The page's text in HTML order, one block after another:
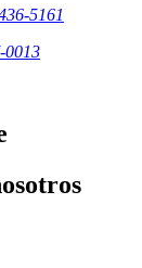
5161
0013